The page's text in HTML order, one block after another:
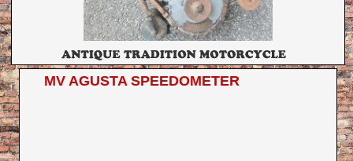
MV AGUSTA SPEEDOMETER